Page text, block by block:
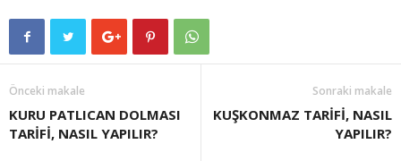
Önceki makale
KURU PATLICAN DOLMASI
TARİFİ, NASIL YAPILIR?
Sonraki makale
KUŞKONMAZ TARİFİ, NASIL
YAPILIR?